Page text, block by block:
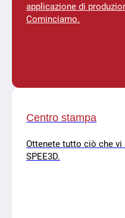
applicazione di
Cominciamo.
Centro stampa
Ottenete tutto ciò che vi
SPEE3D.